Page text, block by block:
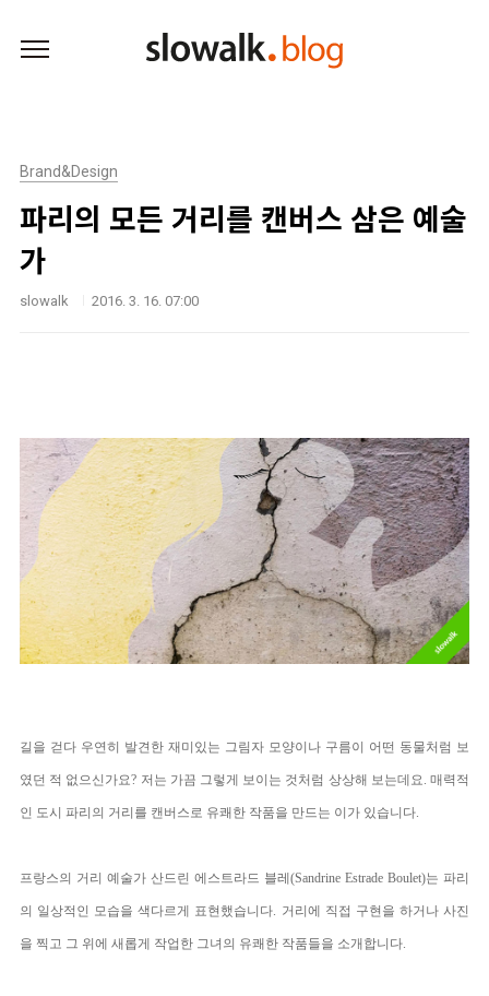
Brand&Design
파리의 모든 거리를 캔버스 삼은 예술
가
slowalk 2016. 3. 16. 07:00
길을 걷다 우연히 발견한 재미있는 그림자 모양이나 구름이 어떤 동물처럼 보
였던 적 없으신가요? 저는 가끔 그렇게 보이는 것처럼 상상해 보는데요. 매력적
인 도시 파리의 거리를 캔버스로 유쾌한 작품을 만드는 이가 있습니다.
프랑스의 거리 예술가 산드린 에스트라드 블레(Sandrine Estrade Boulet)는 파리
의 일상적인 모습을 색다르게 표현했습니다. 거리에 직접 구현을 하거나 사진
을 찍고 그 위에 새롭게 작업한 그녀의 유쾌한 작품들을 소개합니다.